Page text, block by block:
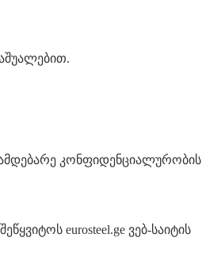
კონფიდენციალურობის
eurosteel.ge ვებ-საიტის